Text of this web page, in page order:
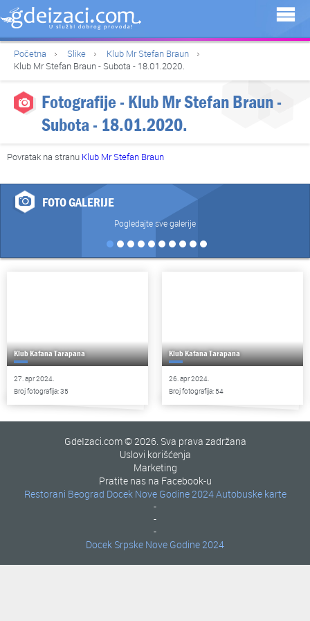
Početna Slike
Klub Mr Stefan Braun
Klub Mr Stefan Braun - Subota - 18.01.2020.
Fotografije - Klub Mr Stefan Braun -
Subota - 18.01.2020.
Povratak na stranu Klub Mr Stefan Braun
FOTO GALERIJE
Pogledajte sve galerije
Klub Kafana Tarapana
27. apr 2024.
Broj fotografija: 35
Klub Kafana Tarapana
26. apr 2024.
Broj fotografija: 54
GdeIzaci.com © 2026. Sva prava zadržana
Uslovi korišćenja
Marketing
Pratite nas na Facebook-u
Restorani Beograd
-
Docek Nove Godine 2024
-
Autobuske karte
-
Docek Srpske Nove Godine 2024